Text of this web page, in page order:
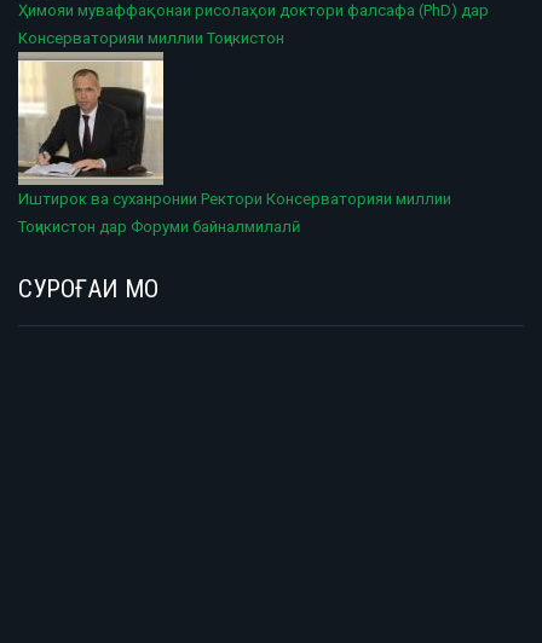
Ҳимояи муваффақонаи рисолаҳои доктори фалсафа (PhD) дар
Консерваторияи миллии Тоҷикистон
Иштирок ва суханронии Ректори Консерваторияи миллии
Тоҷикистон дар Форуми байналмилалӣ
СУРОҒАИ МО